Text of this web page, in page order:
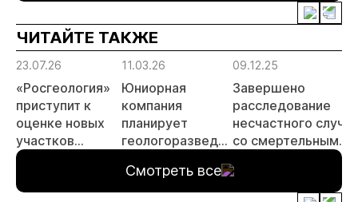
ЧИТАЙТЕ ТАКЖЕ
23.07.26
«Росгеология»
приступит к
оценке новых
участков
Федоровско-
месторождения
11.03.26
Юниорная
компания
планирует
геологоразведку
09.12.25
Завершено
расследование
несчастного случая
со смертельным
предприятии
Смотреть все